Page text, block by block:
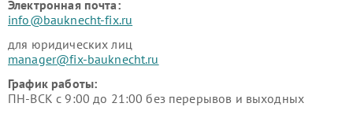
Электронная почта:
info@bauknecht-fix.ru
для юридических лиц
manager@fix-bauknecht.ru
График работы:
ПН-ВСК с 9:00 до 21:00 без перерывов и выходных